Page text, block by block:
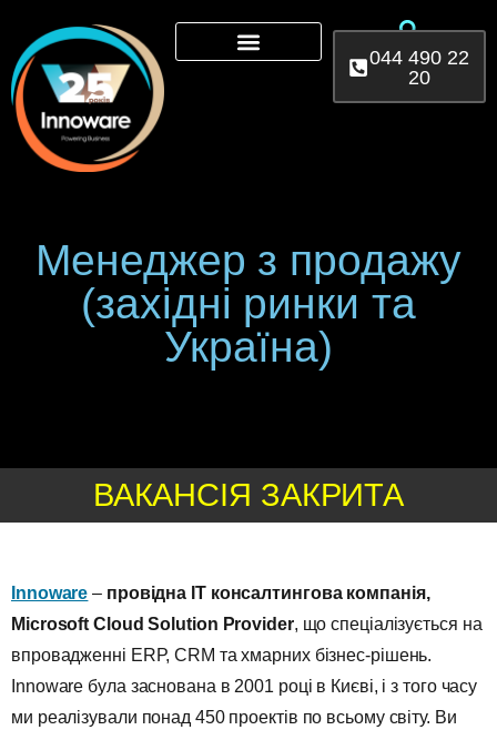
044 490 22
20
Менеджер з продажу
(західні ринки та
Україна)
ВАКАНСІЯ ЗАКРИТА
Innoware – провідна ІТ консалтингова компанія,
Microsoft Cloud Solution Provider, що спеціалізується на
впровадженні ERP, CRM та хмарних бізнес-рішень.
Innoware була заснована в 2001 році в Києві, і з того часу
ми реалізували понад 450 проектів по всьому світу. Ви